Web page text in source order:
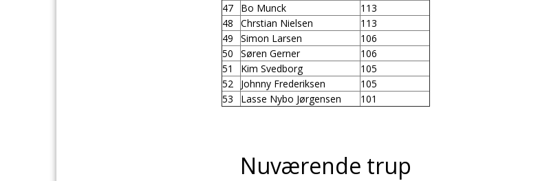
47
Bo Munck
113
48
Chrstian Nielsen
113
49
Simon Larsen
106
50
Søren Gerner
106
51
Kim Svedborg
105
52
Johnny Frederiksen
105
53
Lasse Nybo Jørgensen 101
Nuværende trup